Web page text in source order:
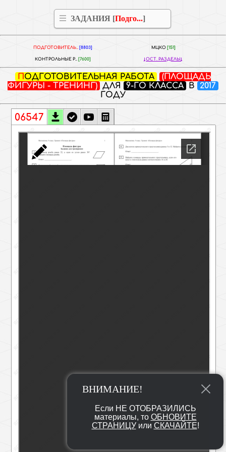
ВНИМАНИЕ!
Если НЕ ОТОБРАЗИЛИСЬ
материалы, то ОБНОВИТЕ
СТРАНИЦУ или СКАЧАЙТЕ!
ЗАДАНИЯ [Подго...]
ПОДГОТОВИТЕЛЬ.. [8803] МЦКО [151]
КОНТРОЛЬНЫЕ Р.. [7600] ОСТ. РАЗДЕЛЫ
ПОДГОТОВИТЕЛЬНАЯ РАБОТА
(ПЛОЩАДЬ
ФИГУРЫ - ТРЕНИНГ) ДЛЯ 9-ГО КЛАССА В
2017
ГОДУ
06547